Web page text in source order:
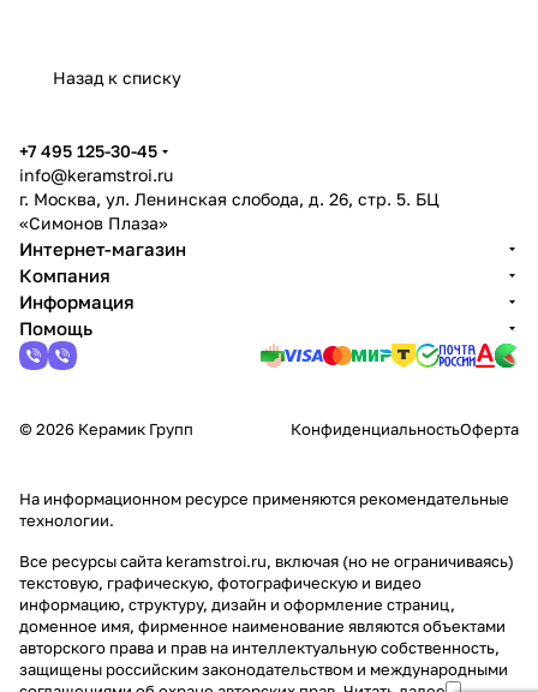
Назад к списку
+7 495 125-30-45
info@keramstroi.ru
г. Москва, ул. Ленинская слобода, д. 26, стр. 5. БЦ
«Симонов Плаза»
Интернет-магазин
Компания
Информация
Помощь
© 2026 Керамик Групп КонфиденциальностьОферта
На информационном ресурсе применяются рекомендательные
технологии.
Все ресурсы сайта keramstroi.ru, включая (но не ограничиваясь)
текстовую, графическую, фотографическую и видео
информацию, структуру, дизайн и оформление страниц,
доменное имя, фирменное наименование являются объектами
авторского права и прав на интеллектуальную собственность,
защищены российским законодательством и международными